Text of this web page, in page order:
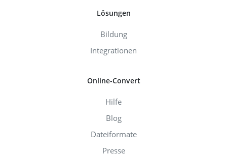
Lösungen
Bildung
Integrationen
Online-Convert
Hilfe
Blog
Dateiformate
Presse